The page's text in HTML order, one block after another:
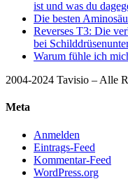
ist und was du
Die besten
Reverses T3: Die
bei
Warum fühle ich
2004-2024 Tavisio – Alle
Meta
Anmelden
Eintrags-Feed
Kommentar-Feed
WordPress.org